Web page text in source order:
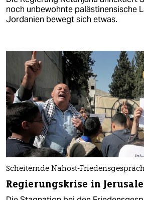
noch unbewohnte palästinensische
Jordanien bewegt sich etwas.
Scheiternde Nahost-
Regierungskrise in